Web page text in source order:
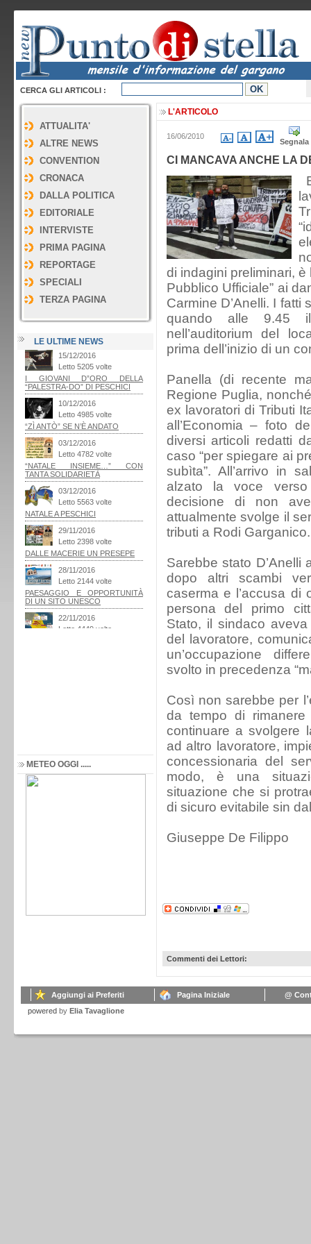
CERCA GLI ARTICOLI :
ATTUALITA'
ALTRE NEWS
CONVENTION
CRONACA
DALLA POLITICA
EDITORIALE
INTERVISTE
PRIMA PAGINA
REPORTAGE
SPECIALI
TERZA PAGINA
LE ULTIME NEWS
METEO OGGI .....
L'ARTICOLO
16/06/2010
Segnala
CI MANCAVA ANCHE LA
di indagini preliminari, è
Pubblico Ufficiale” ai
Carmine D’Anelli. I
quando alle 9.45
nell’auditorium del
prima dell’inizio di un
Panella (di recente
Regione Puglia,
ex lavoratori di Tributi
all’Economia – foto
diversi articoli redatti
caso “per spiegare ai
subìta”. All’arrivo in
alzato la voce
decisione di non
attualmente svolge il
tributi a Rodi Garganico.
Sarebbe stato
dopo altri scambi
caserma e l’accusa di
persona del primo
Stato, il sindaco
del lavoratore,
un’occupazione
svolto in precedenza
Così non sarebbe per
da tempo di rimanere
continuare a svolgere
ad altro lavoratore,
concessionaria del
modo, è una
situazione che si
di sicuro evitabile sin
Giuseppe De Filippo
Commenti dei Lettori:
Aggiungi ai Preferiti Pagina Iniziale
@
powered by Elia Tavaglione